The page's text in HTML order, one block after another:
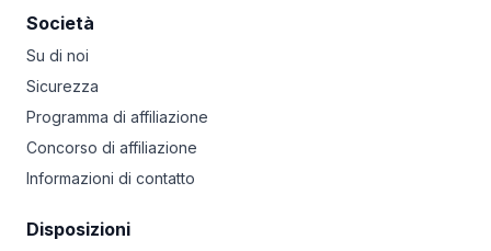
Società
Su di noi
Sicurezza
Programma di affiliazione
Concorso di affiliazione
Informazioni di contatto
Disposizioni